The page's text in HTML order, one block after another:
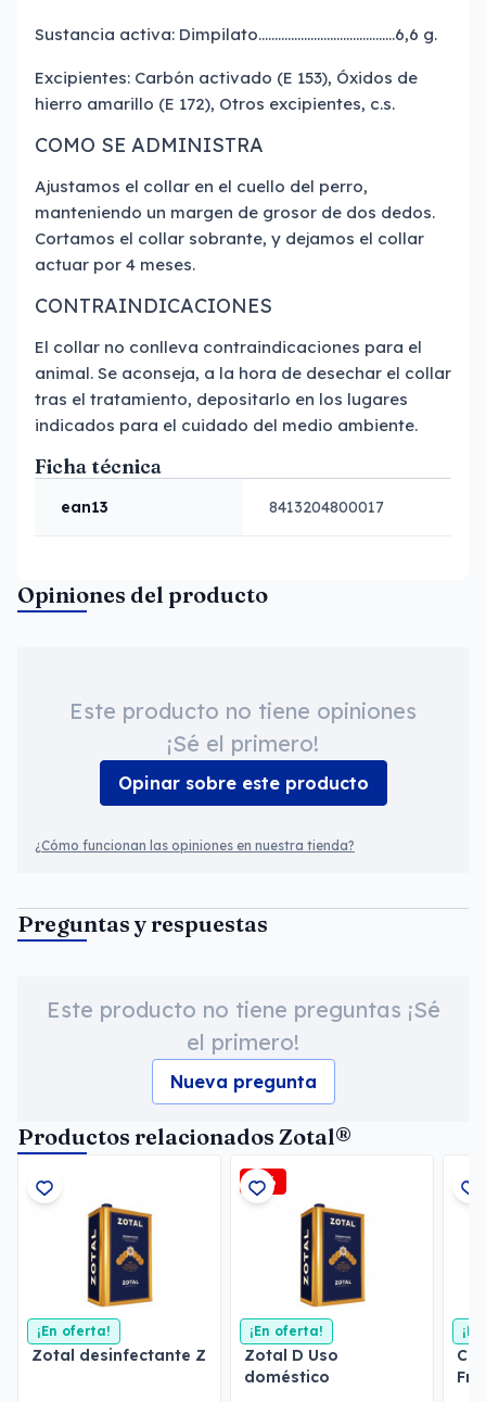
Sustancia activa: Dimpilato……………………………………6,6 g.
Excipientes: Carbón activado (E 153), Óxidos de
hierro amarillo (E 172), Otros excipientes, c.s.
COMO SE ADMINISTRA
Ajustamos el collar en el cuello del perro,
manteniendo un margen de grosor de dos dedos.
Cortamos el collar sobrante, y dejamos el collar
actuar por 4 meses.
CONTRAINDICACIONES
El collar no conlleva contraindicaciones para el
animal. Se aconseja, a la hora de desechar el collar
tras el tratamiento, depositarlo en los lugares
indicados para el cuidado del medio ambiente.
Ficha técnica
ean13 8413204800017
Opiniones del producto
Este producto no tiene opiniones
¡Sé el primero!
Opinar sobre este producto
¿Cómo funcionan las opiniones en nuestra tienda?
Preguntas y respuestas
Este producto no tiene preguntas ¡Sé
el primero!
Nueva pregunta
Productos relacionados Zotal®
¡En oferta!
Zotal desinfectante Z
-3%
¡En oferta!
Zotal D Uso
doméstico